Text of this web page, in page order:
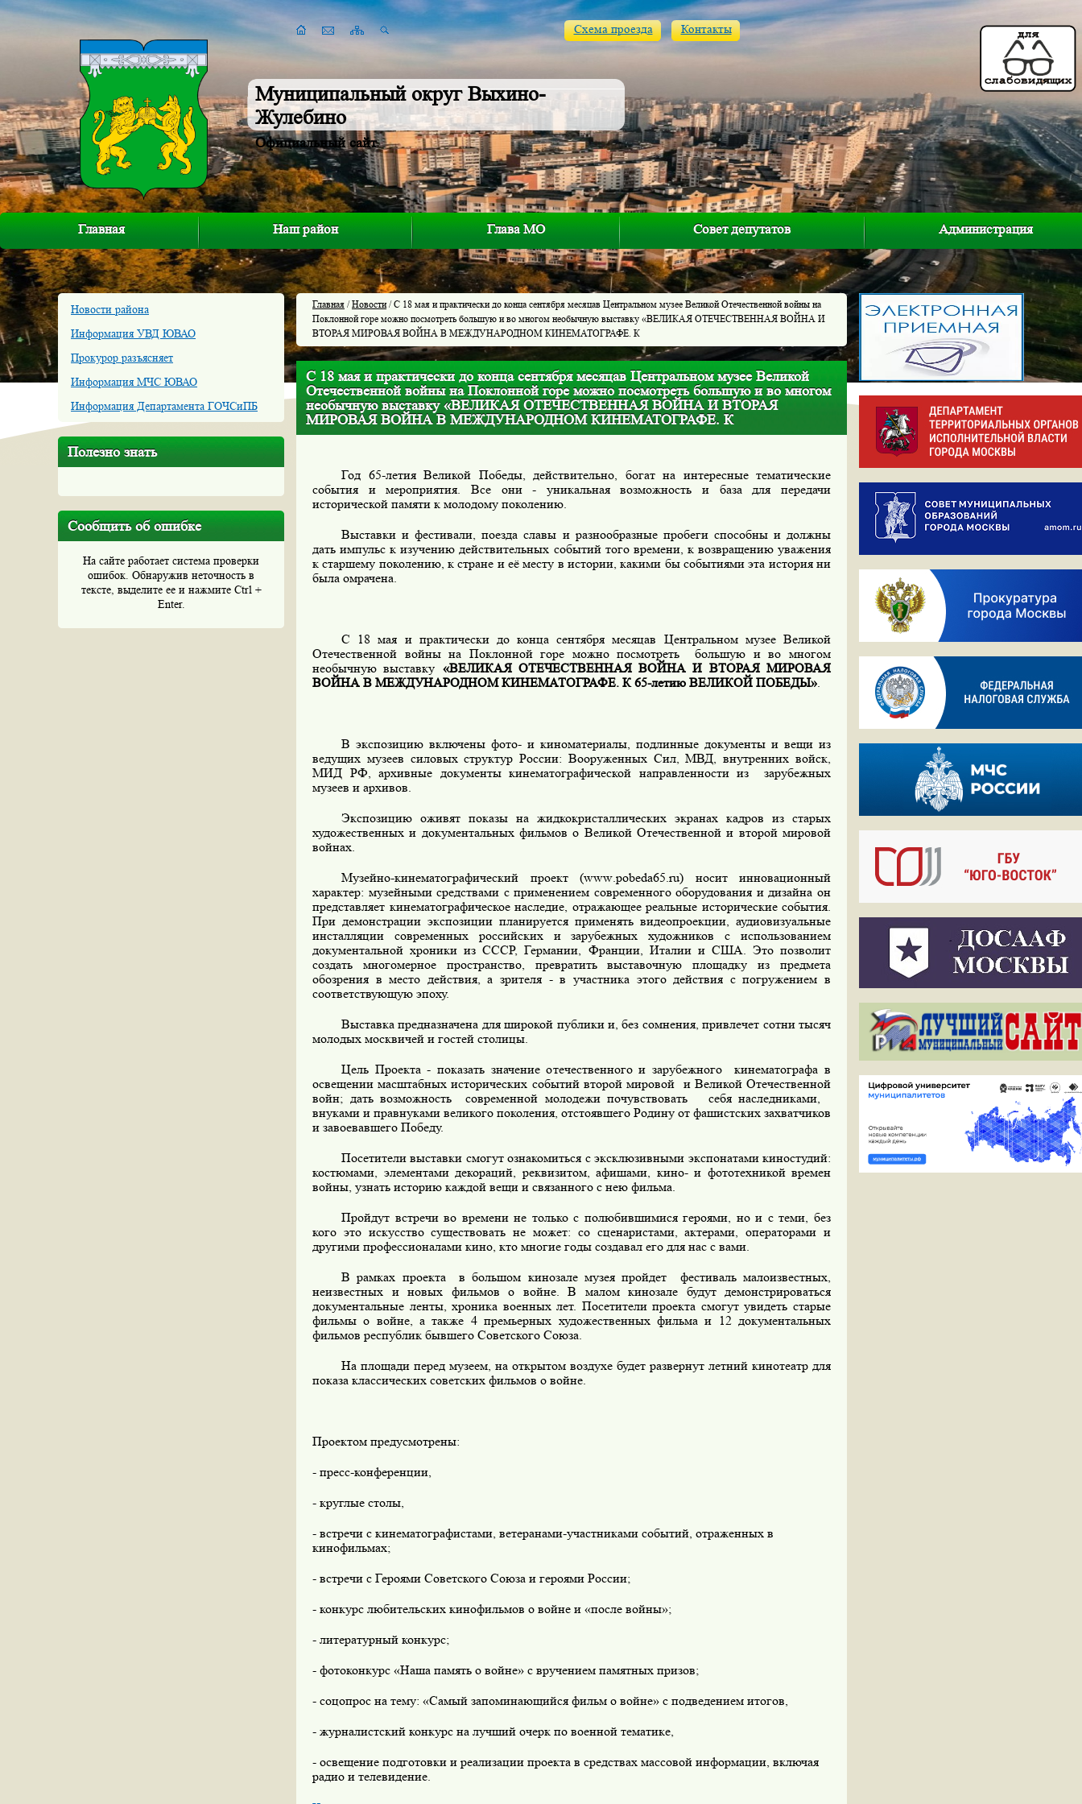
Муниципальный округ Выхино-
Жулебино
Официальный сайт
Схема проезда Контакты
Главная Наш район Глава МО Совет депутатов Администрация
Новости района
Информация УВД ЮВАО
Прокурор разъясняет
Информация МЧС ЮВАО
Информация Департамента ГОЧСиПБ
Полезно знать
Сообщить об ошибке
На сайте работает система проверки
ошибок. Обнаружив неточность в
тексте, выделите ее и нажмите Ctrl +
Enter.
Главная /Новости/ С 18 мая и практически до конца сентября месяцав Центральном музее Великой Отечественной войны на
Поклонной горе можно посмотреть большую и во многом необычную выставку «ВЕЛИКАЯ ОТЕЧЕСТВЕННАЯ ВОЙНА И
ВТОРАЯ МИРОВАЯ ВОЙНА В МЕЖДУНАРОДНОМ КИНЕМАТОГРАФЕ. К
С 18 мая и практически до конца сентября месяцав Центральном музее Великой
Отечественной войны на Поклонной горе можно посмотреть большую и во многом
необычную выставку «ВЕЛИКАЯ ОТЕЧЕСТВЕННАЯ ВОЙНА И ВТОРАЯ
МИРОВАЯ ВОЙНА В МЕЖДУНАРОДНОМ КИНЕМАТОГРАФЕ. К
Год 65-летия Великой Победы, действительно, богат на интересные тематические
события и мероприятия. Все они - уникальная возможность и база для передачи
исторической памяти к молодому поколению.
Выставки и фестивали, поезда славы и разнообразные пробеги способны и должны
дать импульс к изучению действительных событий того времени, к возвращению уважения
к старшему поколению, к стране и её месту в истории, какими бы событиями эта история ни
была омрачена.
С 18 мая и практически до конца сентября месяцав Центральном музее Великой
Отечественной войны на Поклонной горе можно посмотреть
большую и во многом
необычную выставку «ВЕЛИКАЯ ОТЕЧЕСТВЕННАЯ ВОЙНА И ВТОРАЯ МИРОВАЯ
ВОЙНА В МЕЖДУНАРОДНОМ КИНЕМАТОГРАФЕ. К 65-летию ВЕЛИКОЙ ПОБЕДЫ».
В экспозицию включены фото- и киноматериалы, подлинные документы и вещи из
ведущих музеев силовых структур России: Вооруженных Сил, МВД, внутренних войск,
МИД РФ, архивные документы кинематографической направленности из
зарубежных
музеев и архивов.
Экспозицию оживят показы на жидкокристаллических экранах кадров из старых
художественных и документальных фильмов о Великой Отечественной и второй мировой
войнах.
Музейно-кинематографический проект (www.pobeda65.ru) носит инновационный
характер: музейными средствами с применением современного оборудования и дизайна он
представляет кинематографическое наследие, отражающее реальные исторические события.
При демонстрации экспозиции планируется применять видеопроекции, аудиовизуальные
инсталляции современных российских и зарубежных художников с использованием
документальной хроники из СССР, Германии, Франции, Италии и США. Это позволит
создать многомерное пространство, превратить выставочную площадку из предмета
обозрения в место действия, а зрителя - в участника этого действия с погружением в
соответствующую эпоху.
Выставка предназначена для широкой публики и, без сомнения, привлечет сотни тысяч
молодых москвичей и гостей столицы.
Цель Проекта - показать значение отечественного и зарубежного
кинематографа в
освещении масштабных исторических событий второй мировой и Великой Отечественной
войн; дать возможность
современной молодежи почувствовать
себя наследниками,
внуками и правнуками великого поколения, отстоявшего Родину от фашистских захватчиков
и завоевавшего Победу.
Посетители выставки смогут ознакомиться с эксклюзивными экспонатами киностудий:
костюмами, элементами декораций, реквизитом, афишами, кино- и фототехникой времен
войны, узнать историю каждой вещи и связанного с нею фильма.
Пройдут встречи во времени не только с полюбившимися героями, но и с теми, без
кого это искусство существовать не может: со сценаристами, актерами, операторами и
другими профессионалами кино, кто многие годы создавал его для нас с вами.
В рамках проекта
в большом кинозале музея пройдет
фестиваль малоизвестных,
неизвестных и новых фильмов о войне. В малом кинозале будут демонстрироваться
документальные ленты, хроника военных лет. Посетители проекта смогут увидеть старые
фильмы о войне, а также 4 премьерных художественных фильма и 12 документальных
фильмов республик бывшего Советского Союза.
На площади перед музеем, на открытом воздухе будет развернут летний кинотеатр для
показа классических советских фильмов о войне.
Проектом предусмотрены:
- пресс-конференции,
- круглые столы,
- встречи с кинематографистами, ветеранами-участниками событий, отраженных в
кинофильмах;
- встречи с Героями Советского Союза и героями России;
- конкурс любительских кинофильмов о войне и «после войны»;
- литературный конкурс;
- фотоконкурс «Наша память о войне» с вручением памятных призов;
- соцопрос на тему: «Самый запоминающийся фильм о войне» с подведением итогов,
- журналистский конкурс на лучший очерк по военной тематике,
- освещение подготовки и реализации проекта в средствах массовой информации, включая
радио и телевидение.